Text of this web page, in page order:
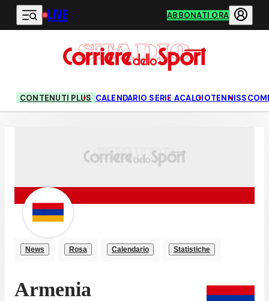
Vai al contenuto principale
LIVE ABBONATI ORA
CONTENUTI PLUS CALENDARIO SERIE ACALCIOTENNIS
News Rosa Calendario Statistiche
Armenia